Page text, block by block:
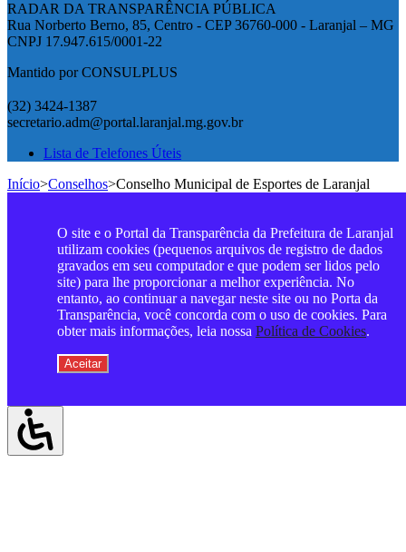
RADAR DA TRANSPARÊNCIA PÚBLICA
Rua Norberto Berno, 85, Centro - CEP 36760-000 - Laranjal – MG
CNPJ 17.947.615/0001-22
Mantido por CONSULPLUS
(32) 3424-1387
secretario.adm@portal.laranjal.mg.gov.br
Lista de Telefones Úteis
Início>Conselhos>Conselho Municipal de Esportes de Laranjal
O site e o Portal da Transparência da Prefeitura de Laranjal
utilizam cookies (pequenos arquivos de registro de dados
gravados em seu computador e que podem ser lidos pelo
site) para lhe proporcionar a melhor experiência. No
entanto, ao continuar a navegar neste site ou no Porta da
Transparência, você concorda com o uso de cookies. Para
obter mais informações, leia nossa Política de Cookies.
Aceitar